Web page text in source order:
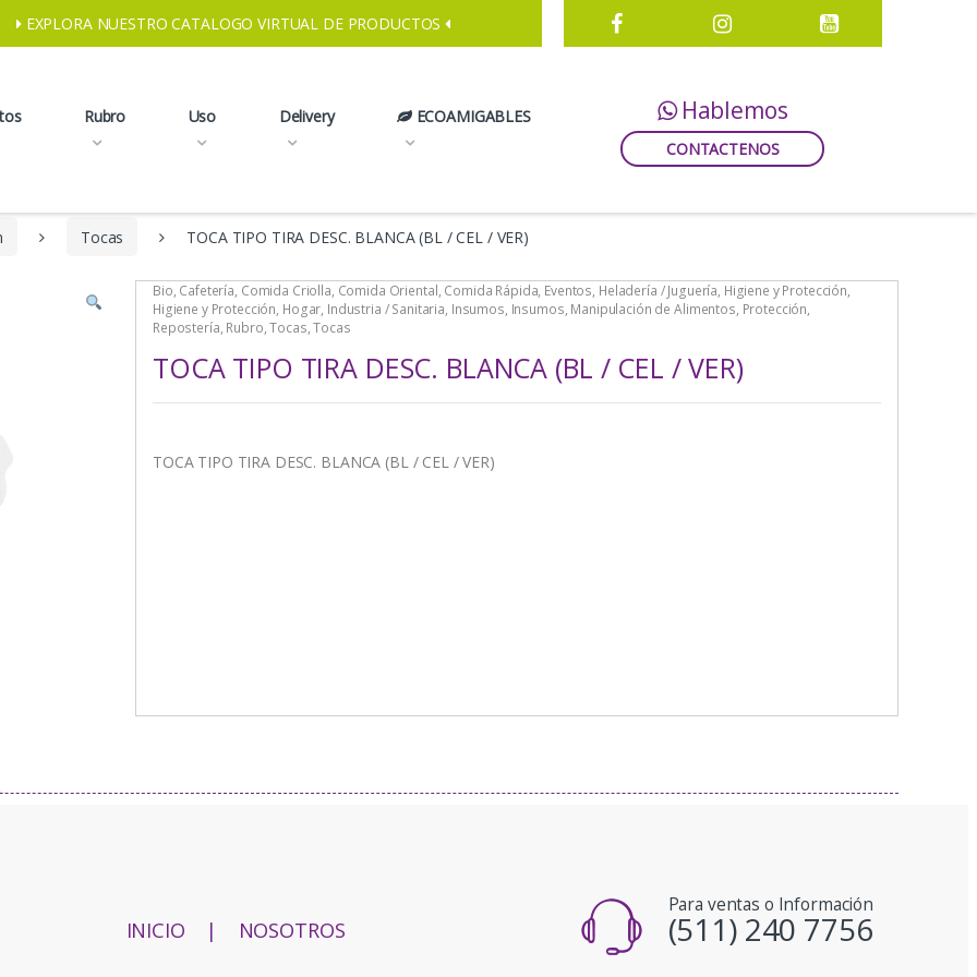
EXPLORA NUESTRO CATALOGO VIRTUAL DE PRODUCTOS
Rubro Uso Delivery ECOAMIGABLES Hablemos
CONTACTENOS
Tocas TOCA TIPO TIRA DESC. BLANCA (BL / CEL / VER)
Bio, Cafetería, Comida Criolla, Comida Oriental, Comida Rápida, Eventos, Heladería / Juguería, Higiene y Protección,
Higiene y Protección, Hogar, Industria / Sanitaria, Insumos, Insumos, Manipulación de Alimentos, Protección,
Repostería, Rubro,Tocas,Tocas
TOCA TIPO TIRA DESC. BLANCA (BL / CEL / VER)
TOCA TIPO TIRA DESC. BLANCA (BL / CEL / VER)
INICIO | NOSOTROS
Para ventas o Información
(511) 240 7756